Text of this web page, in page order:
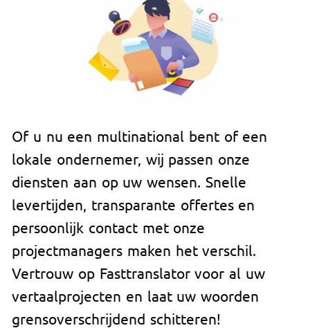
Of u nu een multinational bent of een
lokale ondernemer, wij passen onze
diensten aan op uw wensen. Snelle
levertijden, transparante offertes en
persoonlijk contact met onze
projectmanagers maken het verschil.
Vertrouw op Fasttranslator voor al uw
vertaalprojecten en laat uw woorden
grensoverschrijdend schitteren!